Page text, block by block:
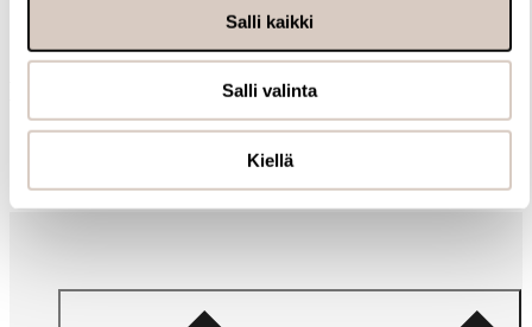
Salli kaikki
Salli valinta
Kiellä
Muut ostivat myös